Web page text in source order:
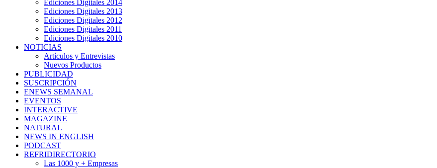
Ediciones Digitales 2014
Ediciones Digitales 2013
Ediciones Digitales 2012
Ediciones Digitales 2011
Ediciones Digitales 2010
NOTICIAS
Artículos y Entrevistas
Nuevos Productos
PUBLICIDAD
SUSCRIPCIÓN
ENEWS SEMANAL
EVENTOS
INTERACTIVE
MAGAZINE
NATURAL
NEWS IN ENGLISH
PODCAST
REFRIDIRECTORIO
Las 1000 y + Empresas